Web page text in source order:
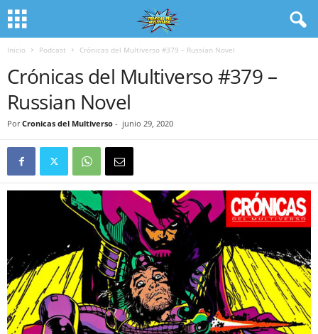
Inicio Podcast Crónicas del Multiverso #379 – Russian Novel
Crónicas del Multiverso #379 –
Russian Novel
Por Cronicas del Multiverso - junio 29, 2020